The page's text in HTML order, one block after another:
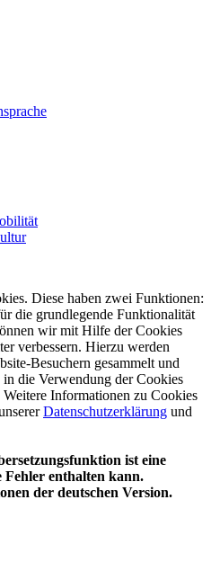
Diese haben zwei Funktionen:
die grundlegende Funktionalität
wir mit Hilfe der Cookies
verbessern. Hierzu werden
Besuchern gesammelt und
die Verwendung der Cookies
Informationen zu Cookies
Datenschutzerklärung und
ist eine
Fehler enthalten kann.
der deutschen Version.